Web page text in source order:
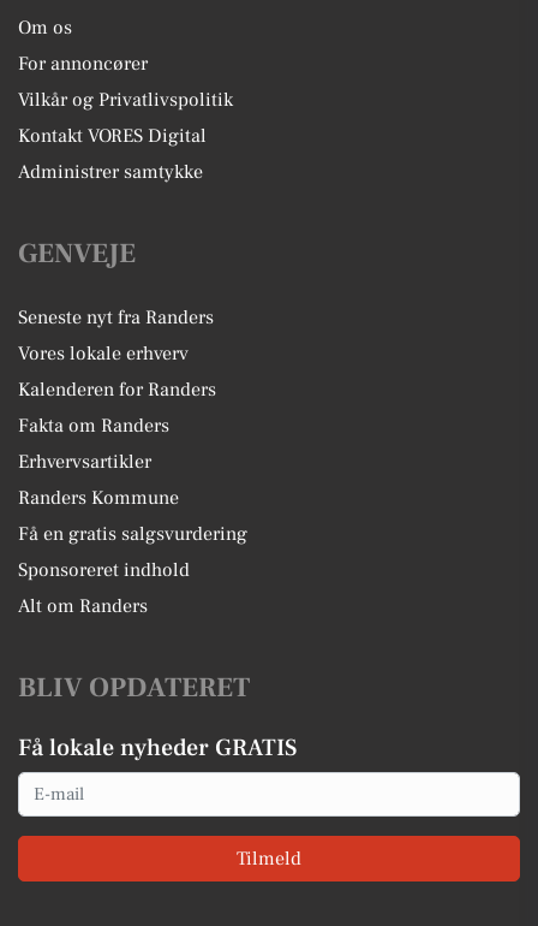
Om os
For annoncører
Vilkår og Privatlivspolitik
Kontakt VORES Digital
Administrer samtykke
GENVEJE
Seneste nyt fra Randers
Vores lokale erhverv
Kalenderen for Randers
Fakta om Randers
Erhvervsartikler
Randers Kommune
Få en gratis salgsvurdering
Sponsoreret indhold
Alt om Randers
BLIV OPDATERET
Få lokale nyheder GRATIS
Email
Tilmeld